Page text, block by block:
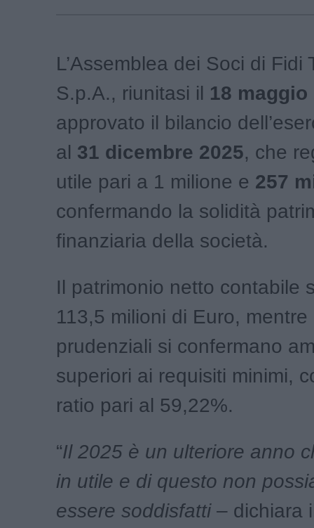
L’Assemblea dei Soci di Fidi
S.p.A., riunitasi il 18 maggio
approvato il bilancio
al 31 dicembre 2025, che
utile pari a 1 milione e 257
confermando la solidità
finanziaria della società.
Il patrimonio netto contabile
113,5 milioni di Euro,
prudenziali si confermano
superiori ai requisiti minimi,
ratio pari al 59,22%.
“Il 2025 è un ulteriore anno
in utile e di questo non
essere soddisfatti– dichiara